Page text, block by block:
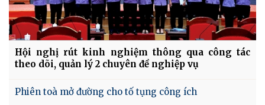
Hội nghị rút kinh nghiệm thông qua công tác
theo dõi, quản lý 2 chuyên đề nghiệp vụ
Phiên toà mở đường cho tố tụng công ích